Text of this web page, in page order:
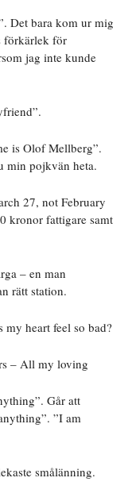
Det bara kom ur mig
förkärlek för
jag inte kunde
is Olof Mellberg”.
min pojkvän heta.
27, not February
kronor fattigare samt
– en man
rätt station.
heart feel so bad?
– All my loving
Går att
”I am
smålänning.